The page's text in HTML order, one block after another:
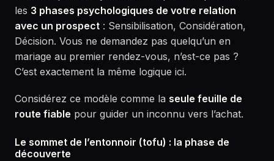
les 3 phases psychologiques de votre relation
avec un prospect : Sensibilisation, Considération,
Décision. Vous ne demandez pas quelqu’un en
mariage au premier rendez-vous, n’est-ce pas ?
C’est exactement la même logique ici.
Considérez ce modèle comme la seule feuille de
route fiable pour guider un inconnu vers l’achat.
Le sommet de l’entonnoir (tofu) : la phase de
découverte